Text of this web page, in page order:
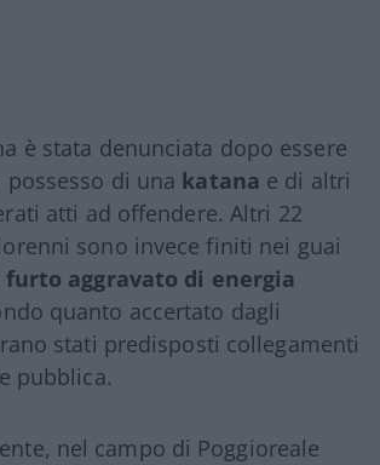
è stata denunciata dopo essere
di una katana e di altri
atti ad offendere. Altri 22
sono invece finiti nei guai
furto aggravato di energia
quanto accertato dagli
stati predisposti collegamenti
pubblica.
nel campo di Poggioreale